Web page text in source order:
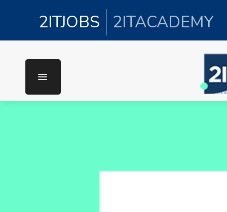
2ITJOBS 2ITACADEMY